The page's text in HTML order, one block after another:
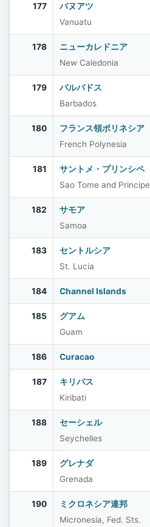
177
バヌアツ
Vanuatu
178
ニューカレドニア
New Caledonia
179
バルバドス
Barbados
180
フランス領ポリネシア
French Polynesia
181
サントメ・プリンシペ
Sao Tome and Principe
182
サモア
Samoa
183
セントルシア
St. Lucia
184 Channel Islands
185
グアム
Guam
186 Curacao
187
キリバス
Kiribati
188
セーシェル
Seychelles
189
グレナダ
Grenada
190
ミクロネシア連邦
Micronesia, Fed. Sts.